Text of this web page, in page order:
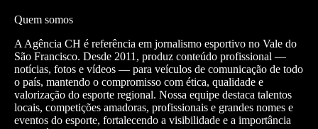
Quem somos
A Agência CH é referência em jornalismo esportivo no Vale do
São Francisco. Desde 2011, produz conteúdo profissional —
notícias, fotos e vídeos — para veículos de comunicação de todo
o país, mantendo o compromisso com ética, qualidade e
valorização do esporte regional. Nossa equipe destaca talentos
locais, competições amadoras, profissionais e grandes nomes e
eventos do esporte, fortalecendo a visibilidade e a importância